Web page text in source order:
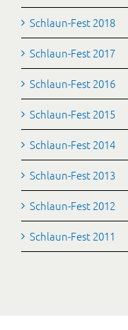
Schlaun-Fest 2018
Schlaun-Fest 2017
Schlaun-Fest 2016
Schlaun-Fest 2015
Schlaun-Fest 2014
Schlaun-Fest 2013
Schlaun-Fest 2012
Schlaun-Fest 2011